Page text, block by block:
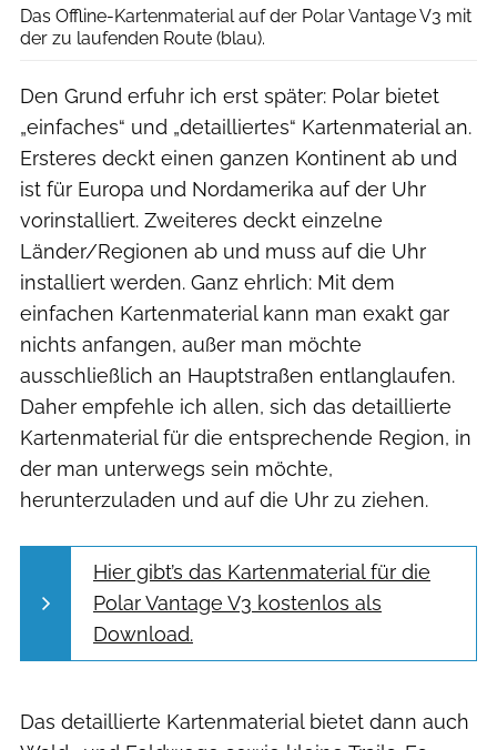
Das Offline-Kartenmaterial auf der Polar Vantage V3 mit
der zu laufenden Route (blau).
Den Grund erfuhr ich erst später: Polar bietet
„einfaches“ und „detailliertes“ Kartenmaterial an.
Ersteres deckt einen ganzen Kontinent ab und
ist für Europa und Nordamerika auf der Uhr
vorinstalliert. Zweiteres deckt einzelne
Länder/Regionen ab und muss auf die Uhr
installiert werden. Ganz ehrlich: Mit dem
einfachen Kartenmaterial kann man exakt gar
nichts anfangen, außer man möchte
ausschließlich an Hauptstraßen entlanglaufen.
Daher empfehle ich allen, sich das detaillierte
Kartenmaterial für die entsprechende Region, in
der man unterwegs sein möchte,
herunterzuladen und auf die Uhr zu ziehen.
Hier gibt’s das Kartenmaterial für die
Polar Vantage V3 kostenlos als
Download.
Das detaillierte Kartenmaterial bietet dann auch